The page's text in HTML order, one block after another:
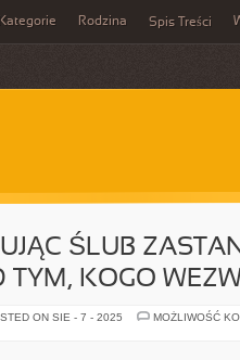
Kategorie Rodzina Spis Treści
ŚLUB
TYM, KOGO
ON SIE - 7 - 2025
MOŻLIWOŚĆ